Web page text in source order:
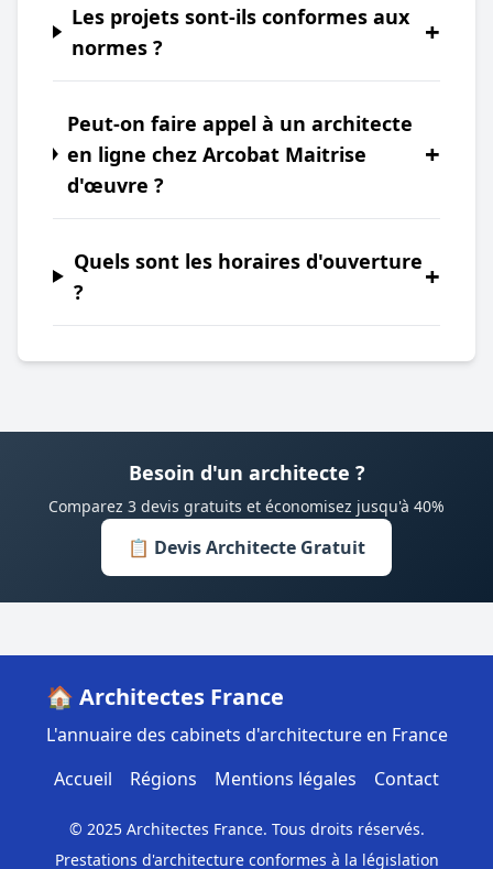
Les projets sont-ils conformes aux
normes ?
+
Peut-on faire appel à un architecte
en ligne chez Arcobat Maitrise
d'œuvre ?
+
Quels sont les horaires d'ouverture
?
+
Besoin d'un architecte ?
Comparez 3 devis gratuits et économisez jusqu'à 40%
📋 Devis Architecte Gratuit
🏠 Architectes France
L'annuaire des cabinets d'architecture en France
Accueil
Régions Mentions légales Contact
© 2025 Architectes France. Tous droits réservés.
Prestations d'architecture conformes à la législation